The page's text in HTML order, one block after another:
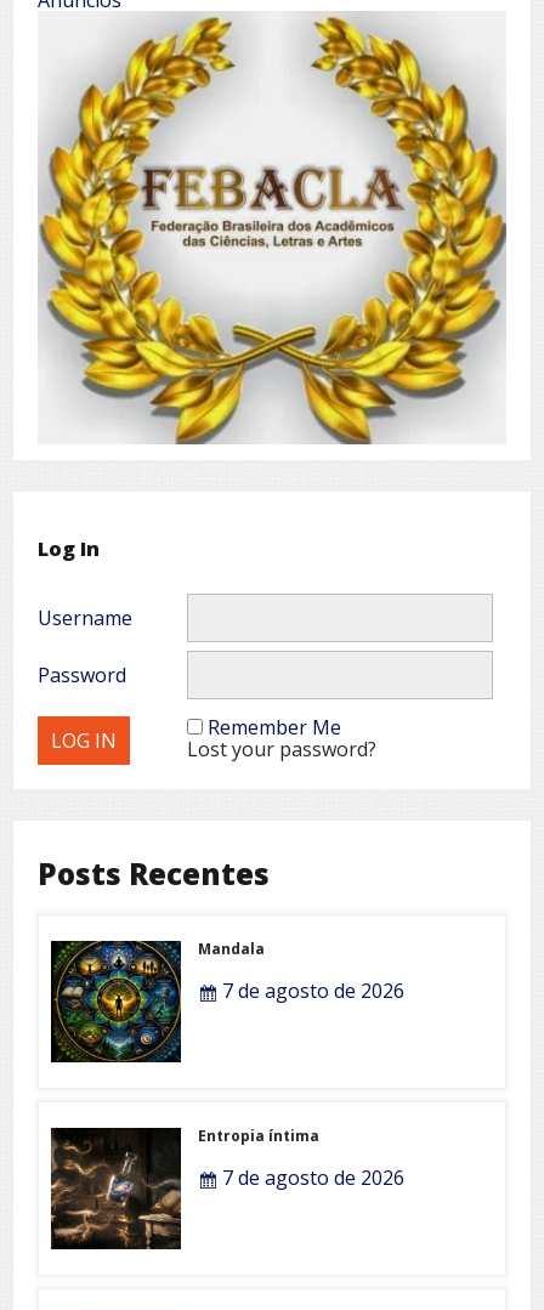
Log In
Username
Password
Remember Me
Lost your password?
Posts Recentes
Mandala
7 de agosto de 2026
Entropia íntima
7 de agosto de 2026